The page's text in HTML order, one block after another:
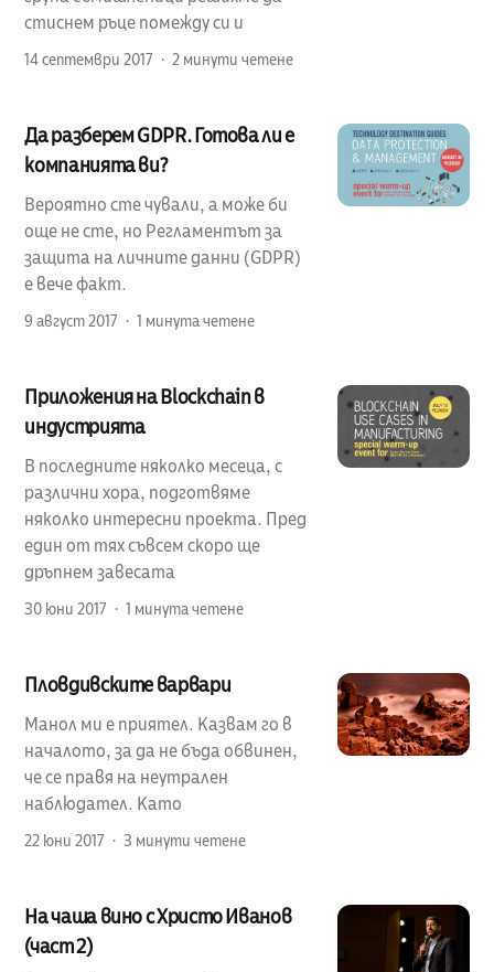
стиснем ръце помежду си и
14 септември 2017 2 минути четене
Да разберем GDPR. Готова ли е
компанията ви?
Вероятно сте чували, а може би
още не сте, но Регламентът за
защита на личните данни (GDPR)
е вече факт.
9 август 2017 1 минута четене
Приложения на Blockchain в
индустрията
В последните няколко месеца, с
различни хора, подготвяме
няколко интересни проекта. Пред
един от тях съвсем скоро ще
дръпнем завесата
30 юни 2017 1 минута четене
Пловдивските варвари
Манол ми е приятел. Казвам го в
началото, за да не бъда обвинен,
че се правя на неутрален
наблюдател. Като
22 юни 2017 3 минути четене
На чаша вино с Христо Иванов
(част 2)